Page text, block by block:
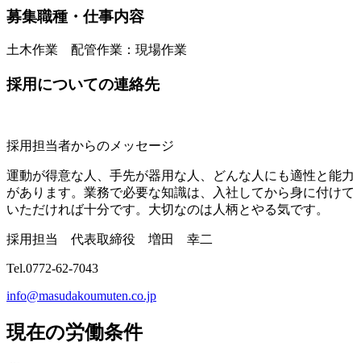
募集職種・仕事内容
土木作業 配管作業 ：現場作業
採用についての連絡先
採用担当者からのメッセージ
運動が得意な人、手先が器用な人、どんな人にも適性と能力
があります。業務で必要な知識は、入社してから身に付けて
いただければ十分です。大切なのは人柄とやる気です。
採用担当 代表取締役 増田 幸二
Tel.0772-62-7043
info@masudakoumuten.co.jp
現在の労働条件